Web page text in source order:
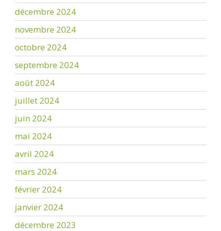
décembre 2024
novembre 2024
octobre 2024
septembre 2024
août 2024
juillet 2024
juin 2024
mai 2024
avril 2024
mars 2024
février 2024
janvier 2024
décembre 2023